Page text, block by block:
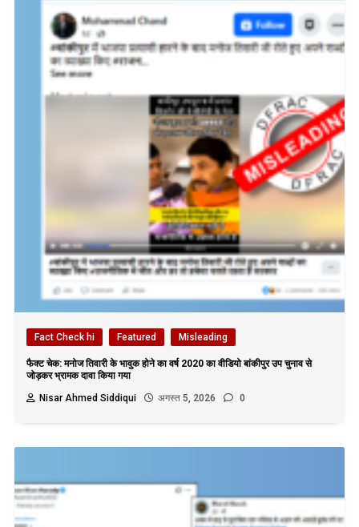
Fact Check hi Featured Misleading
फैक्ट चेक: मनोज तिवारी के भावुक होने का वर्ष 2020 का वीडियो बांकीपुर उप चुनाव से
जोड़कर भ्रामक दावा किया गया
Nisar Ahmed Siddiqui
अगस्त 5, 2026 0